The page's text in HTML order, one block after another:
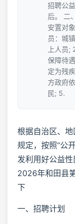
招聘公
后。 二
安置对
员：城
上人员;
保障待
定为残
方政府
民; 5.
根据自治区、
规定，按照“公
发利用好公益
2026年和田县
下
一、招聘计划